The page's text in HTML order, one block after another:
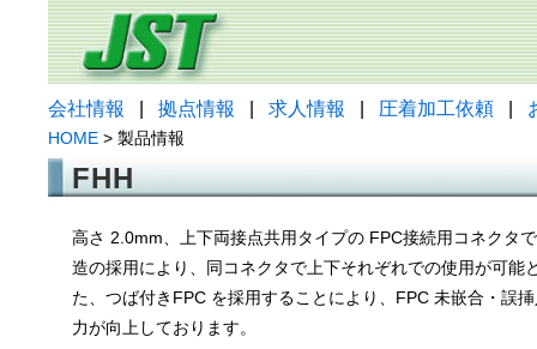
会社情報 拠点情報 求人情報 圧着加工依頼
HOME > 製品情報
FHH
高さ 2.0mm、上下両接点共用タイプの FPC接続用コネクタ
造の採用により、同コネクタで上下それぞれでの使用が可能
た、つば付きFPC を採用することにより、FPC 未嵌合・誤
力が向上しております。